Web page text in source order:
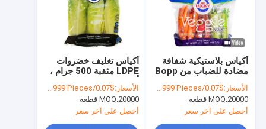
أكياس تغليف خضروات
LDPE مثقبة 500 جرام ،
أكياس بولي بولي إيثيلين
مع ثقوب
الأسعار:$0.07/Pieces 20000-99999 Pieces
MOQ:20000 قطعة
أحصل على آخر سعر
أكياس بلاستيكية شفافة
مضادة للضباب من Bopp
LDPE لتغليف الخضروات
الأسعار:$0.07/Pieces 20000-99999 Pieces
MOQ:20000 قطعة
أحصل على آخر سعر